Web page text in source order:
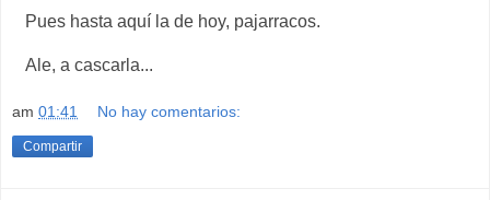
Pues hasta aquí la de hoy, pajarracos.
Ale, a cascarla...
am 01:41 No hay comentarios:
Compartir